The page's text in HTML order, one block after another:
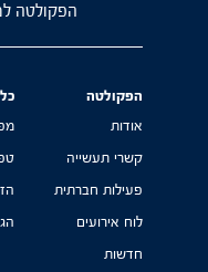
הפקולטה
הפקולטה
אודות
קשרי תעשייה
פעילות חברתית
לוח אירועים
חדשות